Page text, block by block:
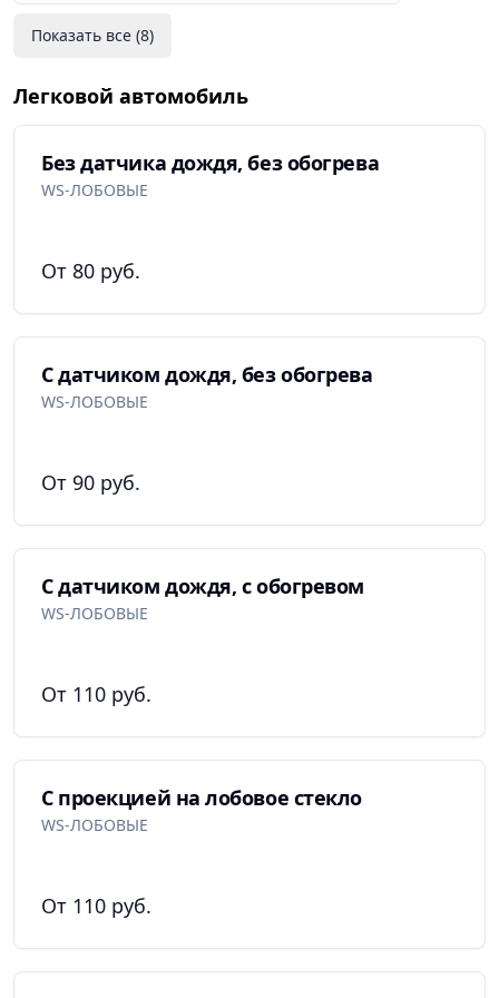
Показать все (8)
Легковой автомобиль
Без датчика дождя, без обогрева
WS-ЛОБОВЫЕ
От 80 руб.
С датчиком дождя, без обогрева
WS-ЛОБОВЫЕ
От 90 руб.
С датчиком дождя, с обогревом
WS-ЛОБОВЫЕ
От 110 руб.
С проекцией на лобовое стекло
WS-ЛОБОВЫЕ
От 110 руб.